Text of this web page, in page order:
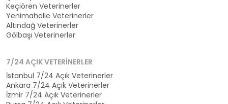
Keçiören Veterinerler
Yenimahalle Veterinerler
Altındağ Veterinerler
Gölbaşı Veterinerler
7/24 AÇIK VETERINERLER
İstanbul 7/24 Açık Veterinerler
Ankara 7/24 Açık Veterinerler
İzmir 7/24 Açık Veterinerler